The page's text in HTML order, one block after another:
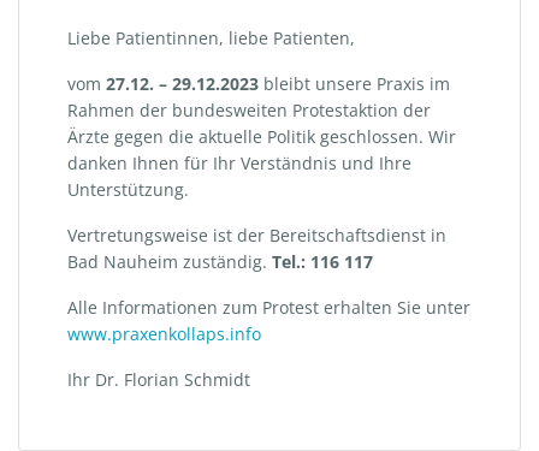
Liebe Patientinnen, liebe Patienten,
vom 27.12. – 29.12.2023 bleibt unsere Praxis im
Rahmen der bundesweiten Protestaktion der
Ärzte gegen die aktuelle Politik geschlossen. Wir
danken Ihnen für Ihr Verständnis und Ihre
Unterstützung.
Vertretungsweise ist der Bereitschaftsdienst in
Bad Nauheim zuständig. Tel.: 116 117
Alle Informationen zum Protest erhalten Sie unter
www.praxenkollaps.info
Ihr Dr. Florian Schmidt